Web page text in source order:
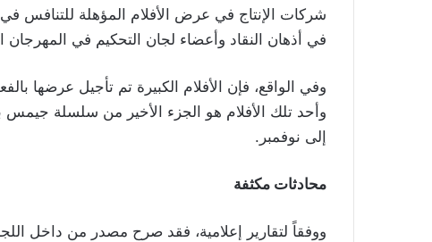
شركات الإنتاج في عرض الأفلام المؤهلة
في أذهان النقاد وأعضاء لجان التحكيم في المهرجان
وفي الواقع، فإن الأفلام الكبيرة تم تأجيل عرضها
وأحد تلك الأفلام هو الجزء الأخير من سلسلة
إلى نوفمبر .
محادثات مكثفة
ووفقاً لتقارير إعلامية، فقد صرح مصدر من داخل